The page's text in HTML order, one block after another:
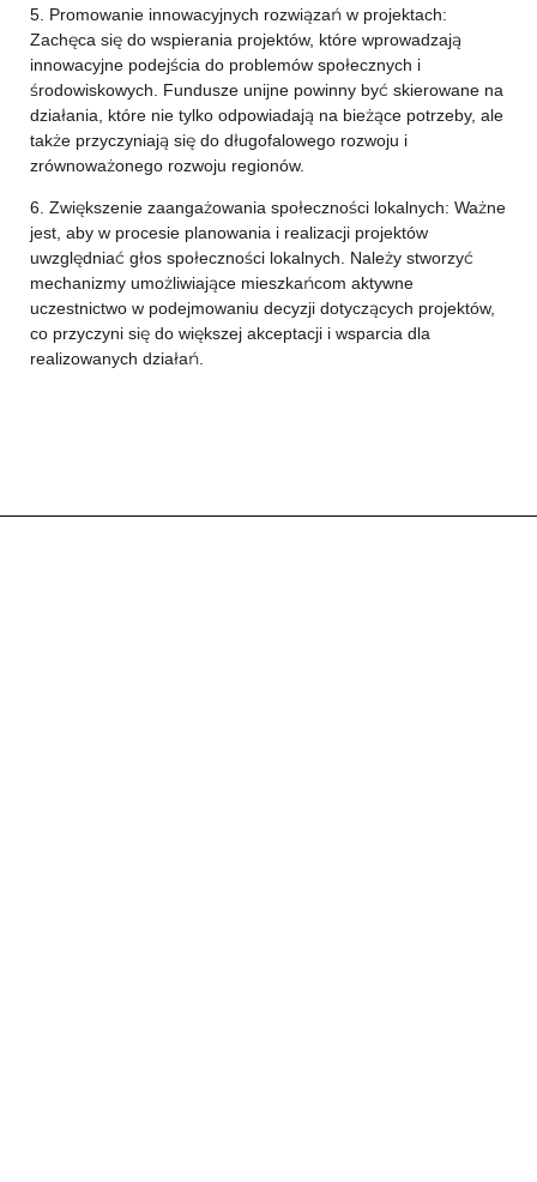
5. Promowanie innowacyjnych rozwiązań w projektach:
Zachęca się do wspierania projektów, które wprowadzają
innowacyjne podejścia do problemów społecznych i
środowiskowych. Fundusze unijne powinny być skierowane na
działania, które nie tylko odpowiadają na bieżące potrzeby, ale
także przyczyniają się do długofalowego rozwoju i
zrównoważonego rozwoju regionów.
6. Zwiększenie zaangażowania społeczności lokalnych: Ważne
jest, aby w procesie planowania i realizacji projektów
uwzględniać głos społeczności lokalnych. Należy stworzyć
mechanizmy umożliwiające mieszkańcom aktywne
uczestnictwo w podejmowaniu decyzji dotyczących projektów,
co przyczyni się do większej akceptacji i wsparcia dla
realizowanych działań.